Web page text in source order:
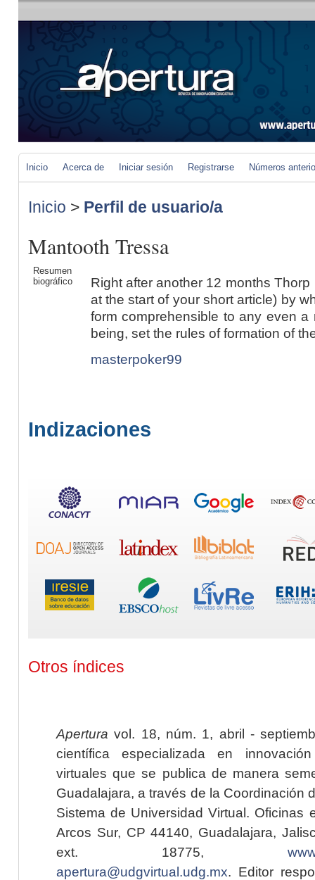
Inicio Acerca de Iniciar sesión Registrarse Números
Inicio > Perfil de usuario/a
Mantooth Tressa
Resumen
biográfico
Right after another 12 months
at the start of your short article) by
form comprehensible to any even
being, set the rules of formation of
masterpoker99
Indizaciones
Otros índices
Apertura vol. 18, núm. 1, abril -
científica especializada en
virtuales que se publica de manera
Guadalajara, a través de la Coordinación
Sistema de Universidad Virtual. Oficinas
Arcos Sur, CP 44140, Guadalajara,
ext. 18775,
apertura@udgvirtual.udg.mx. Editor